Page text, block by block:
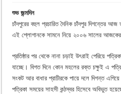
শুভ জন্মদিন
চাঁদপুরের বহুল প্রচারিত দৈনিক চাঁদপুর দিগন্তের
এই শ্লোগানকে সামনে নিয়ে ২০০৬ সালের
প্রতিষ্ঠার পর থেকে নানা চড়াই উৎরাই পেরিয়ে
যাচ্ছে। বিগত দিনে কোন মহলের রক্ত চক্ষুই এ
সংকট আর বাধার প্রাচীরকে পায়ে দলে দিগন্ত
পত্রিকা সময়ের সাহসী কন্ঠস্বর হিসেবে অবিভুত